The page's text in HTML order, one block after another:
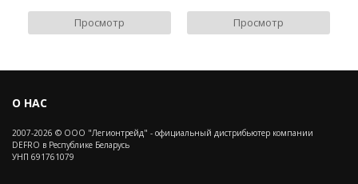
Просмотр Просмотр
О НАС
2007-2026 © ООО "Легионтрейд" - официальный дистрибьютер компании
DEFRO в Республике Беларусь
УНП 691761079